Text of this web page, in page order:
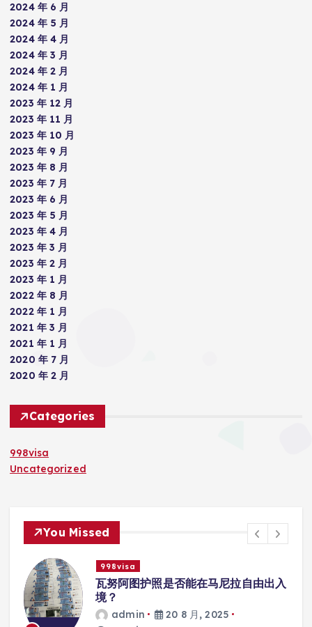
2024 年 6 月
2024 年 5 月
2024 年 4 月
2024 年 3 月
2024 年 2 月
2024 年 1 月
2023 年 12 月
2023 年 11 月
2023 年 10 月
2023 年 9 月
2023 年 8 月
2023 年 7 月
2023 年 6 月
2023 年 5 月
2023 年 4 月
2023 年 3 月
2023 年 2 月
2023 年 1 月
2022 年 8 月
2022 年 1 月
2021 年 3 月
2021 年 1 月
2020 年 7 月
2020 年 2 月
Categories
998visa
Uncategorized
You Missed
998visa
瓦努阿图护照是否能在马尼拉使用国际
学校的注册？
admin
20 8 月, 2025